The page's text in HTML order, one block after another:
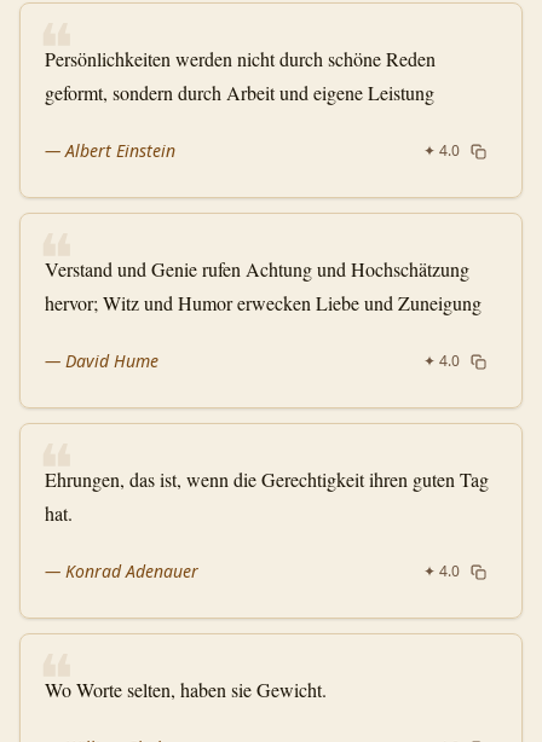
❝
Persönlichkeiten werden nicht durch schöne Reden
geformt, sondern durch Arbeit und eigene Leistung
—Albert Einstein ✦ 4.0
❝
Verstand und Genie rufen Achtung und Hochschätzung
hervor; Witz und Humor erwecken Liebe und Zuneigung
— David Hume ✦ 4.0
❝
Ehrungen, das ist, wenn die Gerechtigkeit ihren guten Tag
hat.
— Konrad Adenauer ✦ 4.0
❝
Wo Worte selten, haben sie Gewicht.